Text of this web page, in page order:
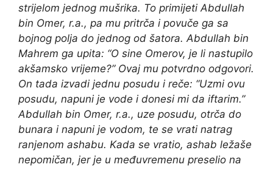
strijelom jednog mušrika. To primijeti Abdullah
bin Omer, r.a., pa mu pritrča i povuče ga sa
bojnog polja do jednog od šatora. Abdullah bin
Mahrem ga upita: “O sine Omerov, je li nastupilo
akšamsko vrijeme?” Ovaj mu potvrdno odgovori.
On tada izvadi jednu posudu i reče: “Uzmi ovu
posudu, napuni je vode i donesi mi da iftarim.”
Abdullah bin Omer, r.a., uze posudu, otrča do
bunara i napuni je vodom, te se vrati natrag
ranjenom ashabu. Kada se vratio, ashab ležaše
nepomičan, jer je u međuvremenu preselio na